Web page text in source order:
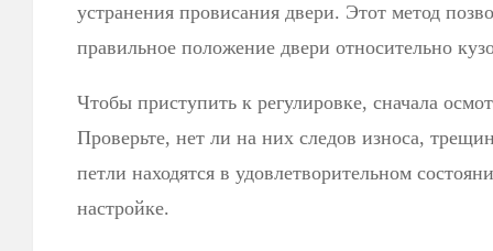
устранения провисания двери. Этот метод
правильное положение двери относительно
Чтобы приступить к регулировке, сначала
Проверьте, нет ли на них следов износа,
петли находятся в удовлетворительном
настройке.